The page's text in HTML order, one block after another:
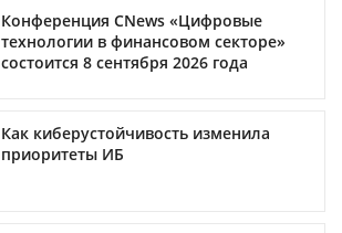
Конференция CNews «Цифровые
технологии в финансовом секторе»
состоится 8 сентября 2026 года
Как киберустойчивость изменила
приоритеты ИБ